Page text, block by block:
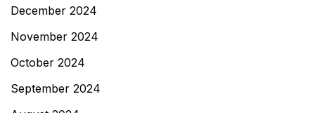
December 2024
November 2024
October 2024
September 2024